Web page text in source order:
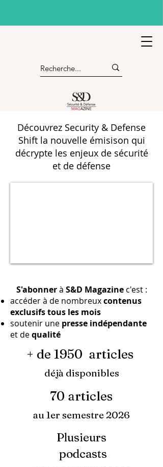
Découvrez Security & Defense
Shift la nouvelle émisison qui
décrypte les enjeux de sécurité
et de défense
S'abonnerà S&D Magazinec'est :
accéder à de nombreuxcontenus
exclusifs tous les mois
soutenir une presse indépendante
et dequalité
+ de 1950 articles
déjà disponibles
70 articles
au 1er semestre 2026
Plusieurs
podcasts